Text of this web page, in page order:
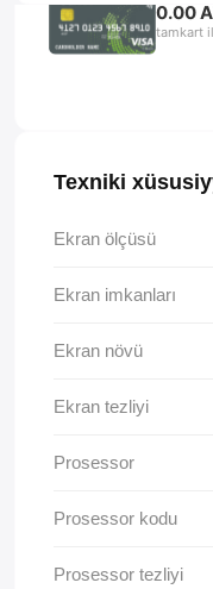
0.00
tamkart
Texniki
Ekran ölçüsü
Ekran imkanları
Ekran növü
Ekran tezliyi
Prosessor
Prosessor kodu
Prosessor tezliyi